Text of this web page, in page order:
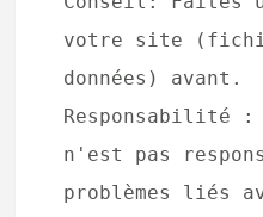
votre site
données) avant.
Responsabilité
n'est pas
problèmes liés